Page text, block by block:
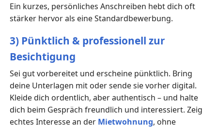
Ein kurzes, persönliches Anschreiben hebt dich oft
stärker hervor als eine Standardbewerbung.
3) Pünktlich & professionell zur
Besichtigung
Sei gut vorbereitet und erscheine pünktlich. Bring
deine Unterlagen mit oder sende sie vorher digital.
Kleide dich ordentlich, aber authentisch – und halte
dich beim Gespräch freundlich und interessiert. Zeig
echtes Interesse an der Mietwohnung, ohne